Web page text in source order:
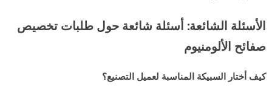
الأسئلة الشائعة: أسئلة شائعة حول طلبات تخصيص
صفائح الألومنيوم
كيف أختار السبيكة المناسبة لعميل التصنيع؟